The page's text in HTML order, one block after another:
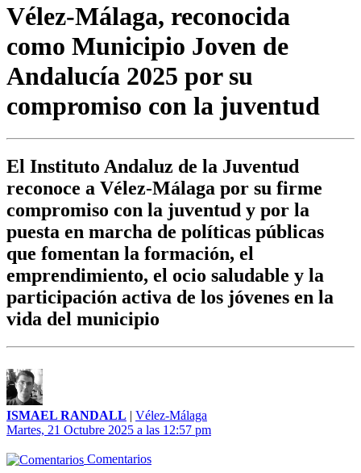
Vélez-Málaga, reconocida
como Municipio Joven de
Andalucía 2025 por su
compromiso con la juventud
El Instituto Andaluz de la Juventud
reconoce a Vélez-Málaga por su firme
compromiso con la juventud y por la
puesta en marcha de políticas públicas
que fomentan la formación, el
emprendimiento, el ocio saludable y la
participación activa de los jóvenes en la
vida del municipio
ISMAEL RANDALL | Vélez-Málaga
Martes, 21 Octubre 2025 a las 12:57 pm
Comentarios